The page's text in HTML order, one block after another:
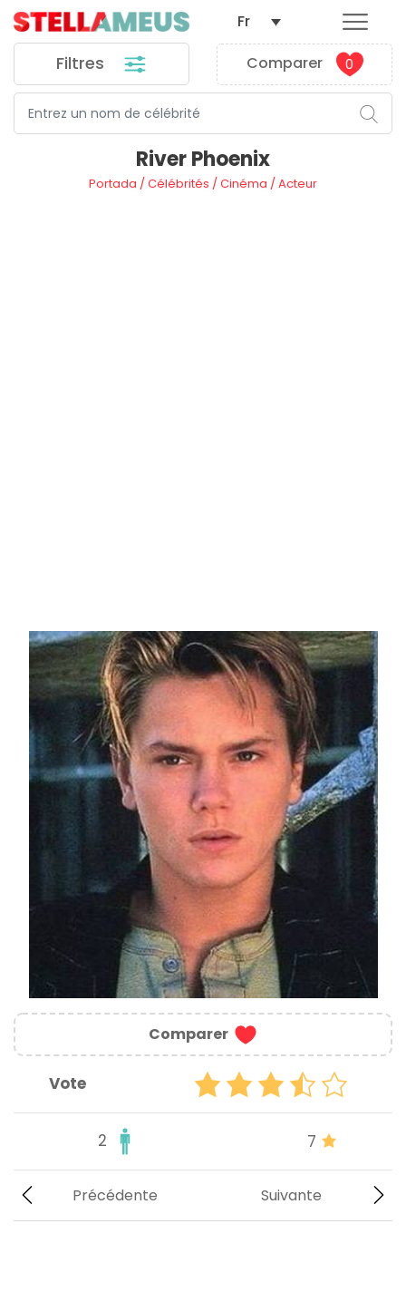
Filtres Comparer 0
Fr
River Phoenix
Portada /Célébrités /Cinéma /Acteur
Comparer
Vote
2 7
Suivante
Précédente